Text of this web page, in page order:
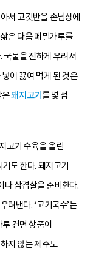
서 고깃반을 손님상에
은 다음 메밀가루를
국물을 진하게 우려서
어 끓여 먹게 된 것은
은돼지고기 를 몇 점
고기 수육을 올린
도 한다. 돼지고기
나 삼겹살을 준비한다.
려낸다. ‘고기국수’는
건면 상품이
지 않는 제주도